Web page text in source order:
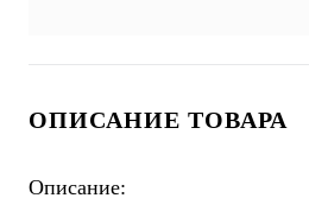
ОПИСАНИЕ ТОВАРА
Описание: